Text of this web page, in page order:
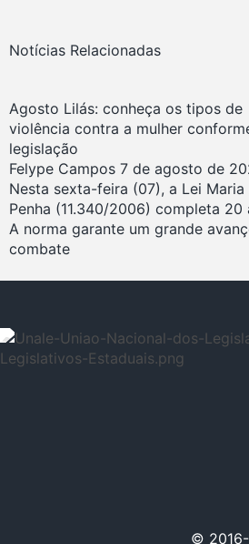
Notícias Relacionadas
Agosto Lilás: conheça os tipos de
violência contra a mulher
legislação
Felype Campos 7 de agosto de
Nesta sexta-feira (07), a Lei Maria
Penha (11.340/2006) completa 20
A norma garante um grande
combate
© 2016-